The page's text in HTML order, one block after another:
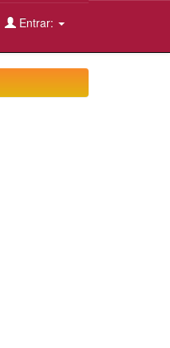
Entrar: